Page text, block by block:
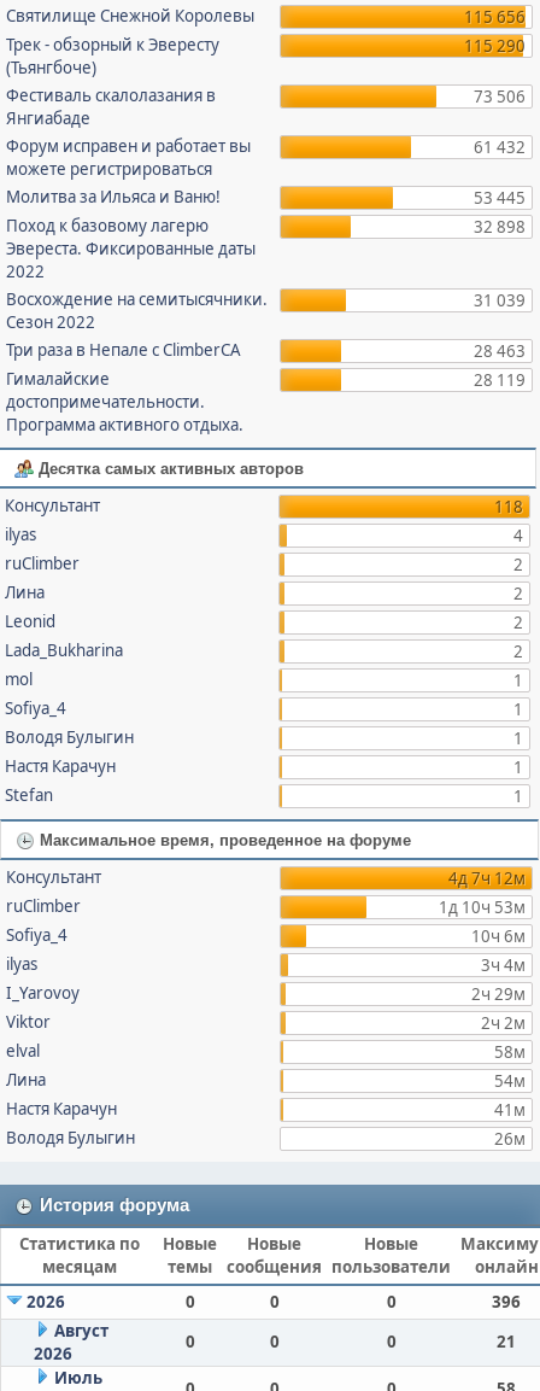
Святилище Снежной Королевы
115 656
Трек - обзорный к Эвересту
(Тьянгбоче)
115 290
Фестиваль скалолазания в
Янгиабаде
73 506
Форум исправен и работает вы
можете регистрироваться
61 432
Молитва за Ильяса и Ваню!
53 445
Поход к базовому лагерю
Эвереста. Фиксированные даты
2022
32 898
Восхождение на семитысячники.
Сезон 2022
31 039
Три раза в Непале с ClimberCA
28 463
Гималайские
достопримечательности.
Программа активного отдыха.
28 119
Десятка самых активных авторов
Консультант
118
ilyas
4
ruClimber
2
Лина
2
Leonid
2
Lada_Bukharina
2
mol
1
Sofiya_4
1
Володя Булыгин
1
Настя Карачун
1
Stefan
1
Максимальное время, проведенное на форуме
Консультант
4д 7ч 12м
ruClimber
1д 10ч 53м
Sofiya_4
10ч 6м
ilyas
3ч 4м
I_Yarovoy
2ч 29м
Viktor
2ч 2м
elval
58м
Лина
54м
Настя Карачун
41м
Володя Булыгин
26м
История форума
Статистика по
месяцам
Новые
темы
Новые
сообщения
Новые
пользователи
онлайн
2026
0 0 0
396
Август
2026
0 0 0
21
Июль